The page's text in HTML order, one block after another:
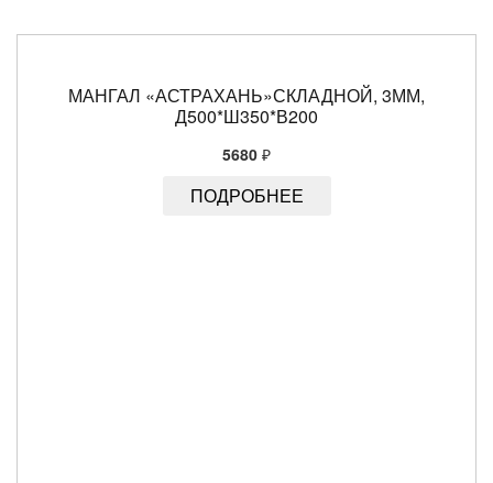
МАНГАЛ «АСТРАХАНЬ»СКЛАДНОЙ, 3ММ,
Д500*Ш350*В200
5680 ₽
ПОДРОБНЕЕ